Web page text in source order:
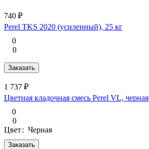
740 ₽
Perel TKS 2020 (усиленный), 25 кг
0
0
Заказать
1 737 ₽
Цветная кладочная смесь Perel VL, черная
0
0
Заказать
Цвет: Черная